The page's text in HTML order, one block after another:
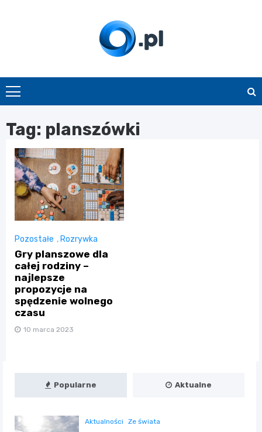
O.pl
Tag: planszówki
Pozostałe , Rozrywka
Gry planszowe dla
całej rodziny –
najlepsze
propozycje na
spędzenie wolnego
czasu
10 marca 2023
Popularne Aktualne
Aktualności Ze świata